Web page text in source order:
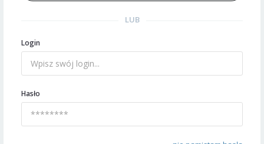
LUB
Login
Hasło